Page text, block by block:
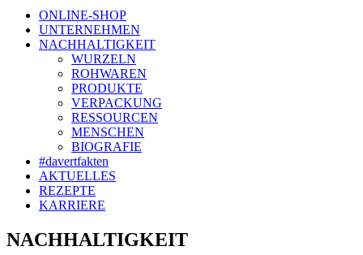
ONLINE-SHOP
UNTERNEHMEN
NACHHALTIGKEIT
WURZELN
ROHWAREN
PRODUKTE
VERPACKUNG
RESSOURCEN
MENSCHEN
BIOGRAFIE
#davertfakten
AKTUELLES
REZEPTE
KARRIERE
NACHHALTIGKEIT